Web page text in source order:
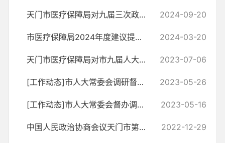
天门市医疗保障局对九届三次政协会议第44号提案的答复 2024-09-20
市医疗保障局2024年度建议提案办理工作方案 2024-03-20
天门市医疗保障局对市九届人大二次会议第6号建议的答复 2023-07-06
[工作动态]市人大常委会调研督导重点建议办理工作 2023-05-26
[工作动态]市人大常委会督办调研重点建议办理工作 2023-05-16
中国人民政治协商会议天门市第九届委员会第二次会议提案委员会关于市政... 2022-12-29